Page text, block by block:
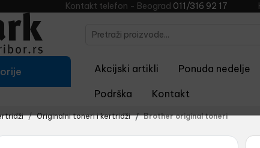
Kontakt telefon - Beograd 011/316 92 17
Akcijski artikli Ponuda nedelje
Podrška Kontakt
Originalni toneri i kertridži Brother original toneri